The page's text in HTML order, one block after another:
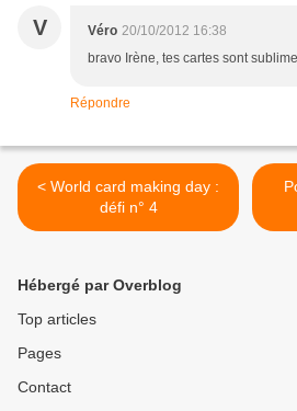
V Véro 20/10/2012 16:38
bravo Irène, tes cartes sont
Répondre
< World card making day :
défi n° 4
Hébergé par Overblog
Top articles
Pages
Contact